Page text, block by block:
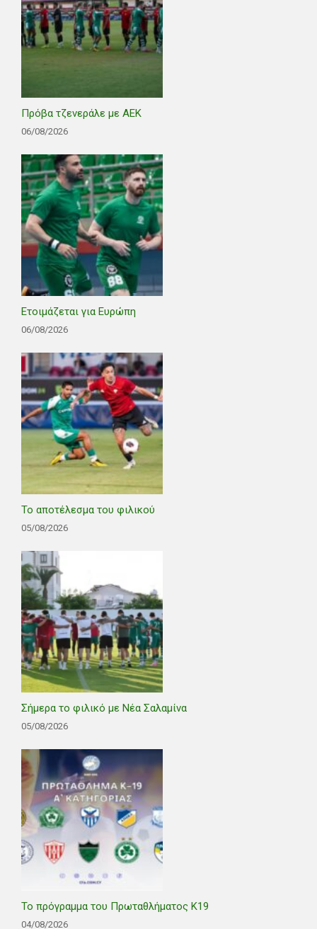
Πρόβα τζενεράλε με ΑΕΚ
06/08/2026
Ετοιμάζεται για Ευρώπη
06/08/2026
Το αποτέλεσμα του φιλικού
05/08/2026
Σήμερα το φιλικό με Νέα Σαλαμίνα
05/08/2026
Το πρόγραμμα του Πρωταθλήματος Κ19
04/08/2026